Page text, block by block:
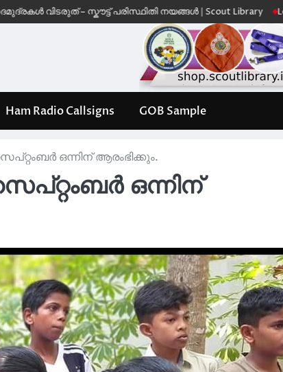
– സ്കൗട്ട് പരിസ്ഥിതി നയങ്ങൾ | Scout Library Leave No
Ham Radio Callsigns GOB Sample
ഒന്നിന് ആരംഭിക്കും.
ഒന്നിന്